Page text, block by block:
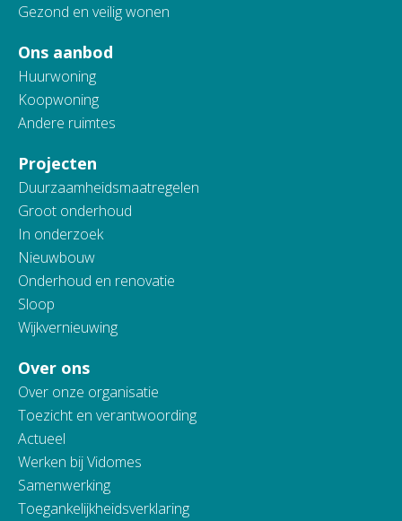
Gezond en veilig wonen
Ons aanbod
Huurwoning
Koopwoning
Andere ruimtes
Projecten
Duurzaamheidsmaatregelen
Groot onderhoud
In onderzoek
Nieuwbouw
Onderhoud en renovatie
Sloop
Wijkvernieuwing
Over ons
Over onze organisatie
Toezicht en verantwoording
Actueel
Werken bij Vidomes
Samenwerking
Toegankelijkheidsverklaring